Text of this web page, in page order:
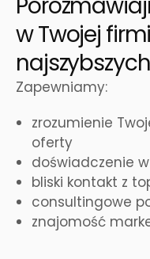
w Twojej
Zapewniamy:
zrozumienie
oferty
doświadczenie
bliski kontakt z
consultingowe
znajomość